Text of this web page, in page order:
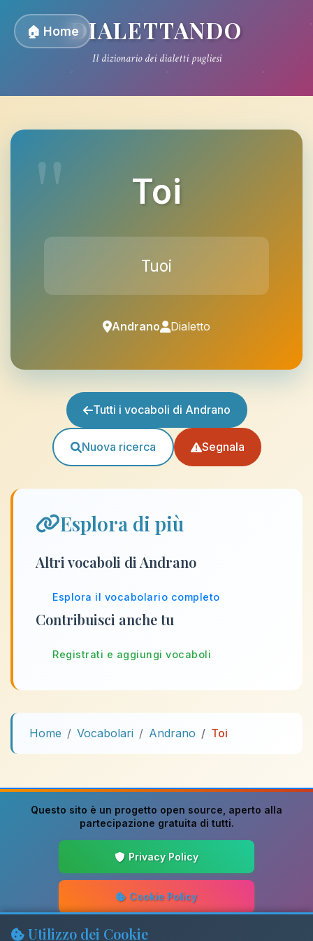
🏠 HomeDIALETTANDO
Il dizionario dei dialetti pugliesi
Toi
Tuoi
Andrano Dialetto
Tutti i vocaboli di Andrano
Nuova ricerca Segnala
Esplora di più
Altri vocaboli di Andrano
Esplora il vocabolario completo
Contribuisci anche tu
Registrati e aggiungi vocaboli
Home Vocabolari Andrano Toi
Questo sito è un progetto open source , aperto alla
partecipazione gratuita di tutti.
Privacy Policy
Cookie Policy
Guida alla Scrittura
Utilizzo dei Cookie